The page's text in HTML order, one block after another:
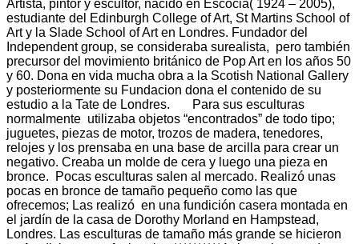
Artista, pintor y escultor, nacido en Escocia( 1924 – 2005),
estudiante del Edinburgh College of Art, St Martins School of
Art y la Slade School of Art en Londres. Fundador del
Independent group, se consideraba surealista, pero también
precursor del movimiento británico de Pop Art en los años 50
y 60. Dona en vida mucha obra a la Scotish National Gallery
y posteriormente su Fundacion dona el contenido de su
estudio a la Tate de Londres. Para sus esculturas
normalmente utilizaba objetos “encontrados” de todo tipo;
juguetes, piezas de motor, trozos de madera, tenedores,
relojes y los prensaba en una base de arcilla para crear un
negativo. Creaba un molde de cera y luego una pieza en
bronce. Pocas esculturas salen al mercado. Realizó unas
pocas en bronce de tamaño pequeño como las que
ofrecemos; Las realizó en una fundición casera montada en
el jardín de la casa de Dorothy Morland en Hampstead,
Londres. Las esculturas de tamaño más grande se hicieron